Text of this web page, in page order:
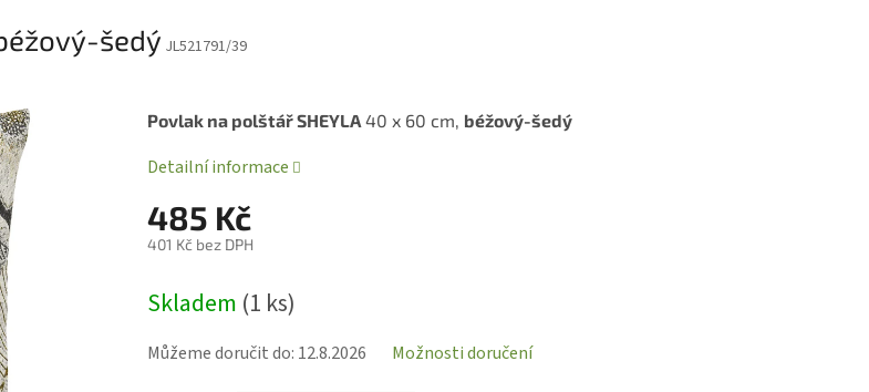
šedý JL521791/39
485 Kč
401 Kč bez DPH
cena:
Skladem (1 ks)
Můžeme doručit do: 12.8.2026 Možnosti doručení
Povlak na polštář SHEYLA 40 x 60 cm, béžový-šedý
Detailní informace